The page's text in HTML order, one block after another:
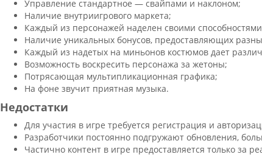
Управление стандартное — свайпами и наклоном;
Наличие внутриигрового маркета;
Каждый из персонажей наделен своими
Наличие уникальных бонусов, предоставляющих
Каждый из надетых на миньонов костюмов дает
Возможность воскресить персонажа за жетоны;
Потрясающая мультипликационная графика;
На фоне звучит приятная музыка.
Недостатки
Для участия в игре требуется регистрация и
Разработчики постоянно подгружают обновления,
Частично контент в игре предоставляется только за